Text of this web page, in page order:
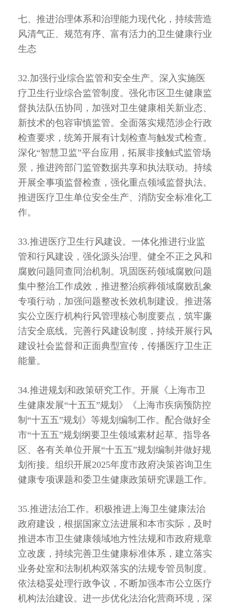
七、推进治理体系和治理能力现代化，持续营造
风清气正、规范有序、富有活力的卫生健康行业
生态
32.加强行业综合监管和安全生产。深入实施医
疗卫生行业综合监管制度。强化市区卫生健康监
督执法队伍协同，加强对卫生健康相关新业态、
新技术的包容审慎监管。全面落实规范涉企行政
检查要求，统筹开展有计划检查与触发式检查。
深化“智慧卫监”平台应用，拓展非接触式监管场
景，推进跨部门监管数据共享和执法联动。持续
开展全事项监督检查，强化重点领域监督执法。
推进医疗卫生单位安全生产、消防安全标准化工
作。
33.推进医疗卫生行风建设。一体化推进行业监
管和行风建设，强化源头治理。健全不正之风和
腐败问题同查同治机制。巩固医药领域腐败问题
集中整治工作成效，推进整治殡葬领域腐败乱象
专项行动，加强问题整改长效机制建设。推进落
实公立医疗机构行风管理核心制度要点，筑牢廉
洁安全底线。完善行风建设制度，持续开展行风
建设社会监督和正面典型宣传，传播医疗卫生正
能量。
34.推进规划和政策研究工作。开展《上海市卫
生健康发展“十五五”规划》《上海市疾病预防控
制“十五五”规划》等规划编制工作。配合做好全
市“十五五”规划纲要卫生领域素材起草。指导各
区、各有关单位开展“十五五”规划编制并做好规
划衔接。组织开展2025年度市政府决策咨询卫生
健康专项课题和委卫生健康政策研究课题工作。
35.推进法治工作。积极推进上海卫生健康法治
政府建设，根据国家立法进展和本市实际，及时
推进本市卫生健康领域地方性法规和市政府规章
立改废，持续完善卫生健康标准体系，建立落实
业务处室和法制机构双落实的法规专管员制度。
依法稳妥处理行政争议，不断加强本市公立医疗
机构法治建设。进一步优化法治化营商环境，深